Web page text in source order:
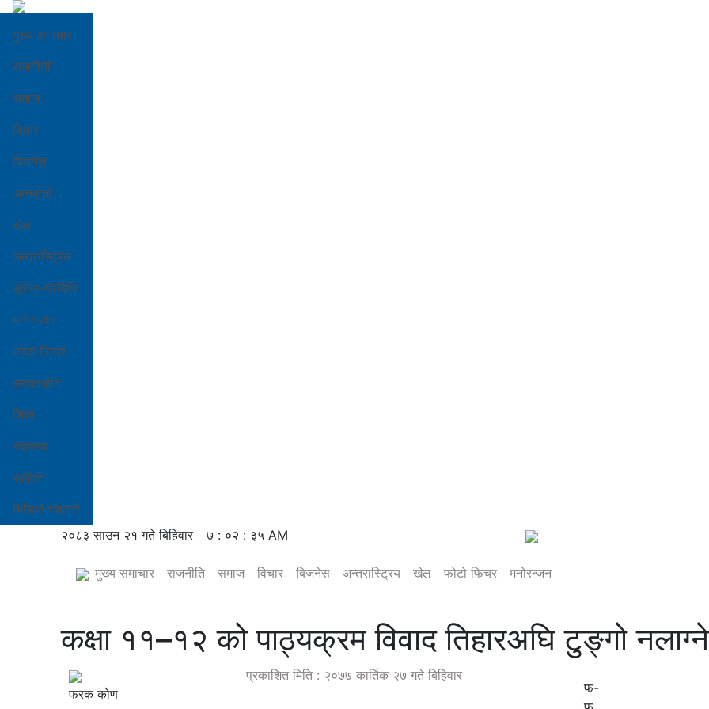
मुख्य समाचार
राजनीती
समाज
विचार
बिजनेस
अन्तर्वार्ता
खेल
अन्तरास्ट्रिय
सूचना-प्रबिधि
मनोरन्जन
फोटो फिचर
सम्पादकीय
शिक्षा
स्वास्थ्य
साहित्य
भिडियो ग्यालरी
२०८३ साउन २१ गते बिहिवार
७ : ०२ : ३५ AM
मुख्य समाचार राजनीति समाज विचार बिजनेस अन्तरास्ट्रिय खेल फोटो फिचर मनोरन्जन
कक्षा ११–१२ को पाठ्यक्रम विवाद तिहारअघि टुङ्गो नलाग्ने
फरक कोण
प्रकाशित मिति : २०७७ कार्तिक २७ गते बिहिवार
फ-